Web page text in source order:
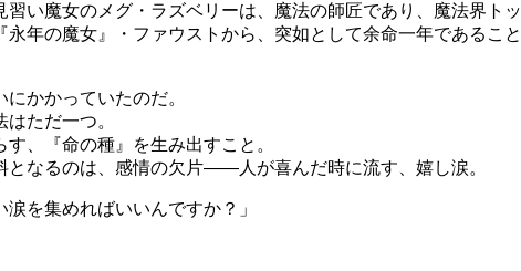
習い魔女のメグ・ラズベリーは、魔法の師匠であり、魔法界トッ
永年の魔女』・ファウストから、突如として余命一年であること
かかっていたのだ。
ただ一つ。
、『命の種』を生み出すこと。
となるのは、感情の欠片――人が喜んだ時に流す、嬉し涙。
涙を集めればいいんですか？」